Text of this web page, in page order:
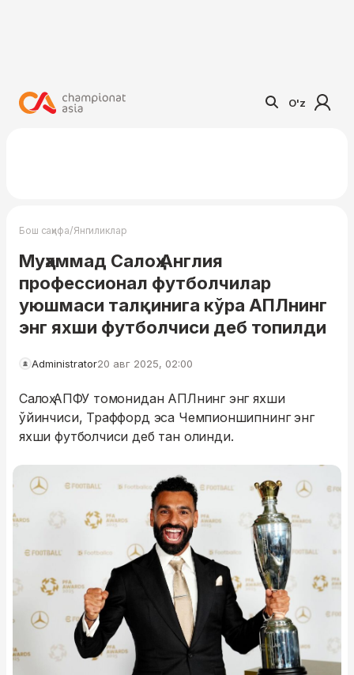
O'z
Бош саҳифа/Янгиликлар
Муҳаммад Салоҳ Англия
профессионал футболчилар
уюшмаси талқинига кўра АПЛнинг
энг яхши футболчиси деб топилди
Administrator20 авг 2025, 02:00
Салоҳ АПФУ томонидан АПЛнинг энг яхши
ўйинчиси, Траффорд эса Чемпионшипнинг энг
яхши футболчиси деб тан олинди.